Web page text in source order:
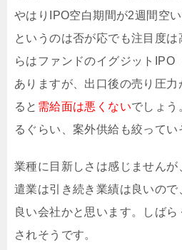
やはりIPO空白期間が2週間空
というのは否が応でも注目度
らはファンドのイグジットIPO
ありますが、出口後の売り圧
ると 需給面は悪くないでしょう
るぐらい、案外供給も絞ってい
業種に目新しさは感じません
遣業は引き続き業績は良いの
良い会社かと思います。しば
されそうです。